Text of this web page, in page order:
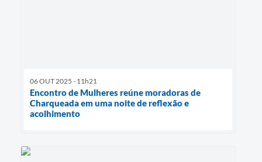
06 OUT 2025 - 11h21
Encontro de Mulheres reúne moradoras de
Charqueada em uma noite de reflexão e
acolhimento